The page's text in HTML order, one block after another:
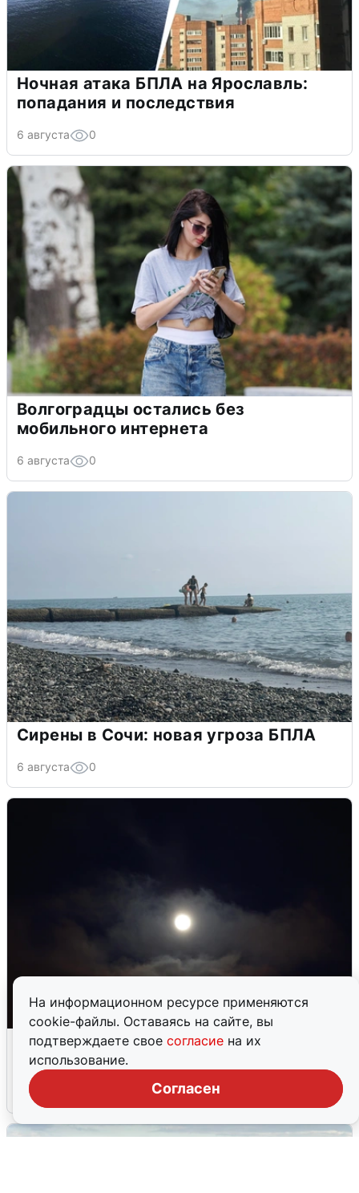
На информационном ресурсе применяются
cookie-файлы. Оставаясь на сайте, вы
подтверждаете свое согласие на их
использование.
Согласен
Ночная атака БПЛА на Ярославль:
попадания и последствия
6 августа 0
Волгоградцы остались без
мобильного интернета
6 августа 0
Сирены в Сочи: новая угроза БПЛА
6 августа 0
Взрывы в Воронеже после сигнала
тревоги
5 августа